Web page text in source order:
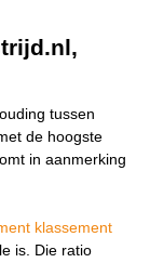
tussen
de hoogste
in aanmerking
klassement
is. Die ratio